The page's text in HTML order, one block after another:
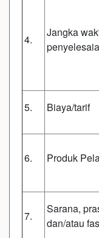
4.
Jangka
5. Biaya/tarif
6. Produk
7.
Sarana,
dan/atau